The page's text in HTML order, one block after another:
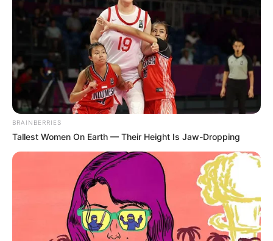
ΠΗΓΗ…….Ο γενικός εισαγγελέας του Τέξας μηνύει
αξιωματούχους στο Όστιν μετά την άρνησή τους να
εφαρμόσουν εντολή που αίρει την υποχρεωτική χρήση
μάσκας σε όλη την...
ΚΟΙΝΩΝΙΚΑ ΔΙΚΤΥΑ
ΑΡΈΣΕΙ
YOUTUBE ΕΓΓΡΑΦΕΊΤΕ
ΑΚΟΛΟΥΘΉΣΤΕ
BRAINBERRIES
Tallest Women On Earth — Their Height Is Jaw-Dropping